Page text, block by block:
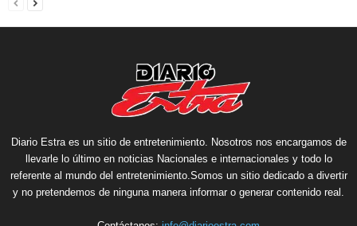
Diario Estra es un sitio de entretenimiento. Nosotros nos encargamos de
llevarle lo último en noticias Nacionales e internacionales y todo lo
referente al mundo del entretenimiento.Somos un sitio dedicado a divertir
y no pretendemos de ninguna manera informar o generar contenido real.